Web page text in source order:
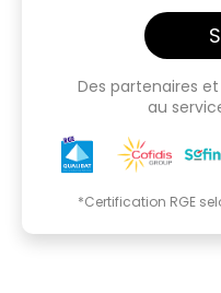
Des partenaires
au
*Certification RGE